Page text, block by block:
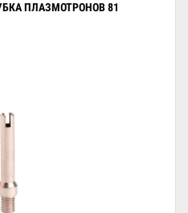
ПЛАЗМОТРОНОВ 81